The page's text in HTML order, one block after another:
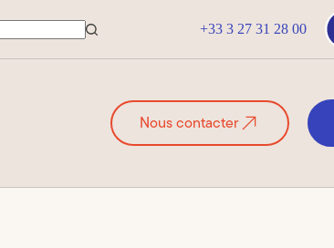
+33 3 27 31 28 00
Nous contacter